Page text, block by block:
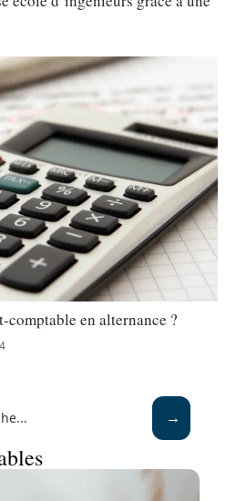
comptable en alternance ?